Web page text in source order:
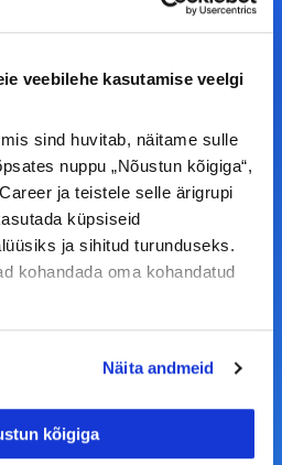
veebilehe kasutamise veelgi
sind huvitab, näitame sulle
nuppu „Nõustun kõigiga“,
ja teistele selle ärigrupi
küpsiseid
ja sihitud turunduseks.
kohandada oma kohandatud
Näita andmeid
kõigiga
teemade osas või soovid
I
n
s
t
a
r
m
L
i
n
k
e
i
Y
o
u
t
u
e
OÜ
teavitus
KKK